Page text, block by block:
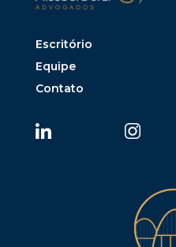
Escritório
Equipe
Contato